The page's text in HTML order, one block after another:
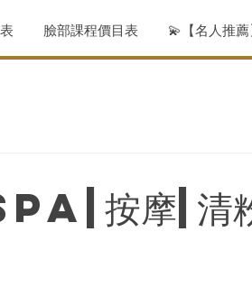
臉部課程價目表 💫【名人推
按摩|清